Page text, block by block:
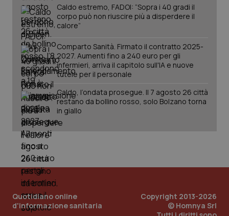
Caldo estremo, FADOI: “Sopra i 40 gradi il
corpo può non riuscire più a disperdere il
calore”
Comparto Sanità. Firmato il contratto 2025-
2027. Aumenti fino a 240 euro per gli
infermieri, arriva il capitolo sull'IA e nuove
tutele per il personale
Caldo, l’ondata prosegue. Il 7 agosto 26 città
restano da bollino rosso, solo Bolzano torna
in giallo
Quotidiano online
d'informazione sanitaria
Copyright 2013-2026
© Homnya Srl
_ga_KM60CM4NPH .quotidianosanita.it
Nome
_ga_0VMQEQKQ1N
viene
utilizzato
da Google
Analytics
Nome
VISITOR_INFO1_LIVE
.youtube.com
settimane